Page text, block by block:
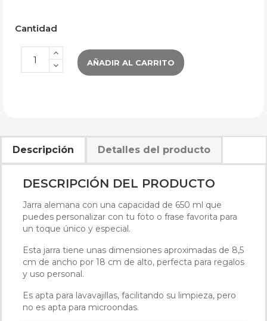
Cantidad
AÑADIR AL CARRITO
Descripción Detalles del producto
DESCRIPCIÓN DEL PRODUCTO
Jarra alemana con una capacidad de 650 ml que
puedes personalizar con tu foto o frase favorita para
un toque único y especial.
Esta jarra tiene unas dimensiones aproximadas de 8,5
cm de ancho por 18 cm de alto, perfecta para regalos
y uso personal.
Es apta para lavavajillas, facilitando su limpieza, pero
no es apta para microondas.